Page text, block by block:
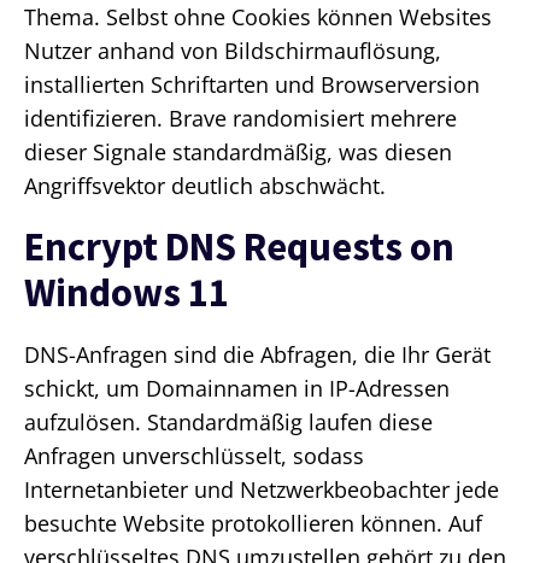
Thema. Selbst ohne Cookies können Websites
Nutzer anhand von Bildschirmauflösung,
installierten Schriftarten und Browserversion
identifizieren. Brave randomisiert mehrere
dieser Signale standardmäßig, was diesen
Angriffsvektor deutlich abschwächt.
Encrypt DNS Requests on
Windows 11
DNS-Anfragen sind die Abfragen, die Ihr Gerät
schickt, um Domainnamen in IP-Adressen
aufzulösen. Standardmäßig laufen diese
Anfragen unverschlüsselt, sodass
Internetanbieter und Netzwerkbeobachter jede
besuchte Website protokollieren können. Auf